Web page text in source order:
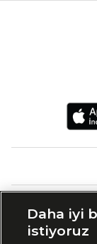
Daha iyi
istiyoruz